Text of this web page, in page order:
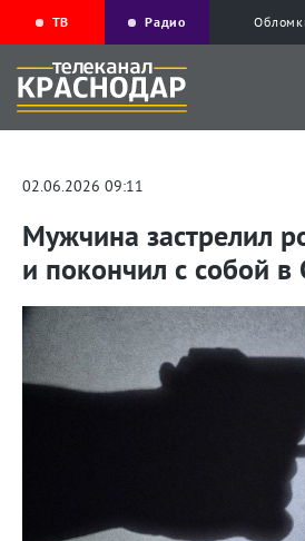
ТВ Радио
02.06.2026 09:11
Мужчина застрелил
и покончил с собой